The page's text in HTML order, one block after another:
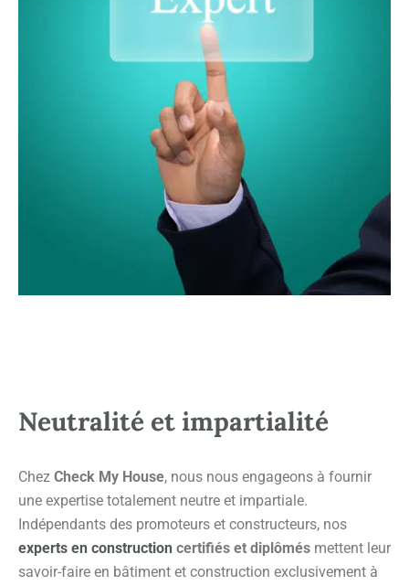
Neutralité et impartialité
Chez Check My House, nous nous engageons à fournir
une expertise totalement neutre et impartiale.
Indépendants des promoteurs et constructeurs, nos
experts en construction certifiés et diplômés mettent leur
savoir-faire en bâtiment et construction exclusivement à